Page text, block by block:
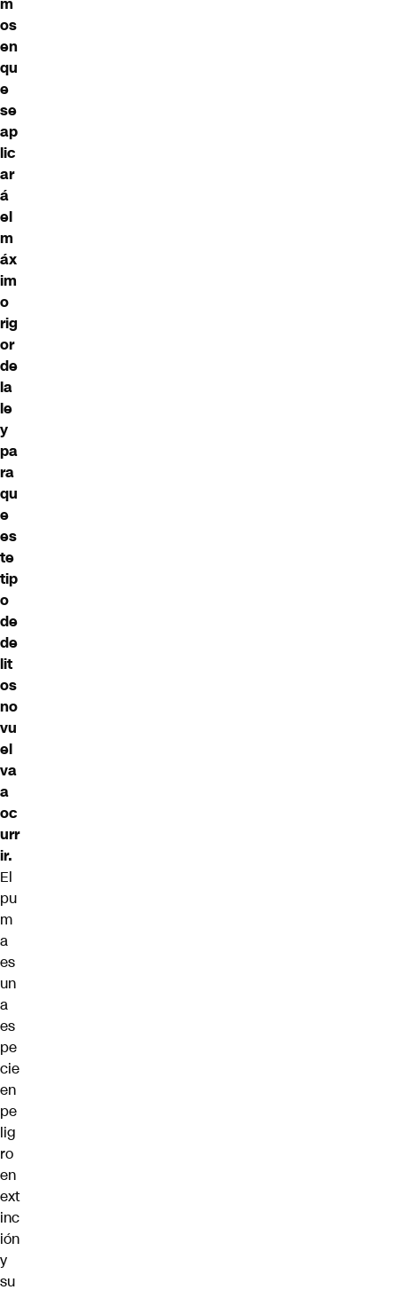
os
en
qu
e
se
ap
lic
ar
á
el
m
áx
im
o
rig
or
de
la
le
y
pa
ra
qu
e
es
te
tip
o
de
de
lit
os
no
vu
el
va
a
oc
urr
ir.
El
pu
m
a
es
un
a
es
pe
cie
en
pe
lig
ro
en
ext
inc
ión
y
su